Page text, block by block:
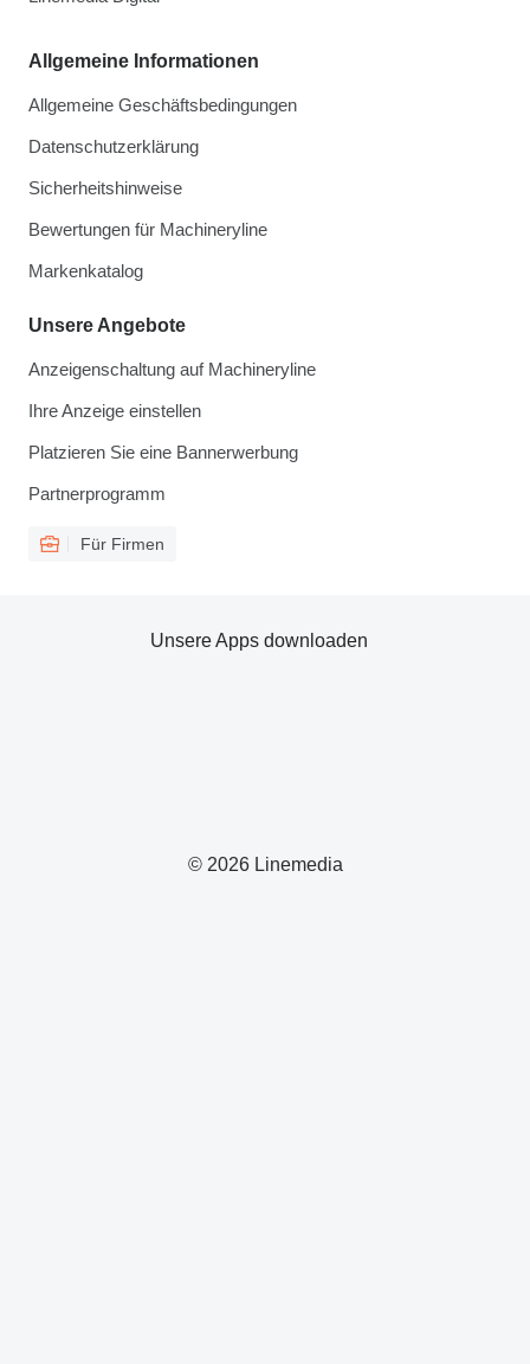
Allgemeine Informationen
Allgemeine Geschäftsbedingungen
Datenschutzerklärung
Sicherheitshinweise
Bewertungen für Machineryline
Markenkatalog
Unsere Angebote
Anzeigenschaltung auf Machineryline
Ihre Anzeige einstellen
Platzieren Sie eine Bannerwerbung
Partnerprogramm
Für Firmen
© 2026 Linemedia
Unsere Apps downloaden